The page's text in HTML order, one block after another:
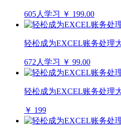
605人学习 ￥ 199.00
轻松成为EXCEL账务处理
672人学习 ￥ 99.00
轻松成为EXCEL账务处理
￥ 199